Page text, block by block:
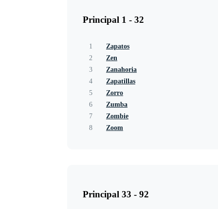
Principal 1 - 32
1
Zapatos
2
Zen
3
Zanahoria
4
Zapatillas
5
Zorro
6
Zumba
7
Zombie
8
Zoom
Principal 33 - 92